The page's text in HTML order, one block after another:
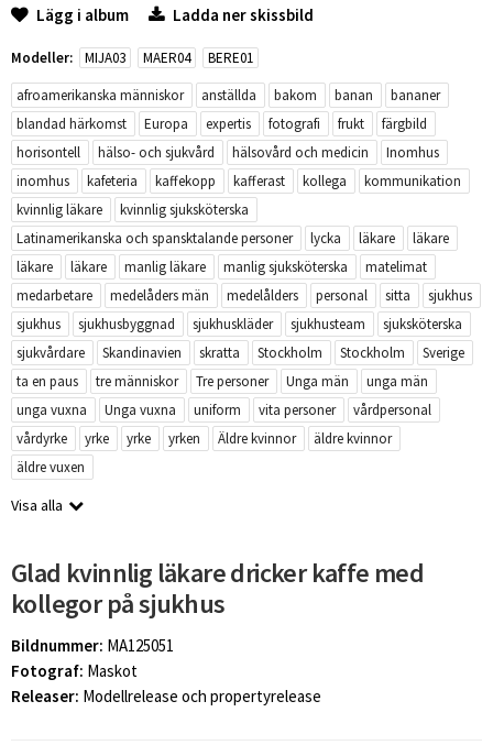
Lägg i album Ladda ner skissbild
Modeller: MIJA03 MAER04
BERE01
afroamerikanska människor
anställda bakom banan
bananer
blandad härkomst
Europa expertis fotografi frukt
färgbild
horisontell
hälso- och sjukvård hälsovård och medicin
Inomhus
inomhus
kafeteria kaffekopp kafferast kollega
kommunikation
kvinnlig läkare
kvinnlig sjuksköterska
Latinamerikanska och spansktalande personer
lycka läkare
läkare
läkare
läkare manlig läkare manlig sjuksköterska
matelimat
medarbetare
medelåders män medelålders personal sitta
sjukhus
sjukhus
sjukhusbyggnad sjukhuskläder sjukhusteam
sjuksköterska
sjukvårdare
Skandinavien skratta Stockholm Stockholm
Sverige
ta en paus
tre människor Tre personer Unga män
unga män
unga vuxna
Unga vuxna uniform vita personer
vårdpersonal
vårdyrke
yrke yrke yrken Äldre kvinnor
äldre kvinnor
äldre vuxen
Visa alla
Glad kvinnlig läkare dricker kaffe med
kollegor på sjukhus
Bildnummer: MA125051
Fotograf: Maskot
Releaser: Modellrelease och propertyrelease